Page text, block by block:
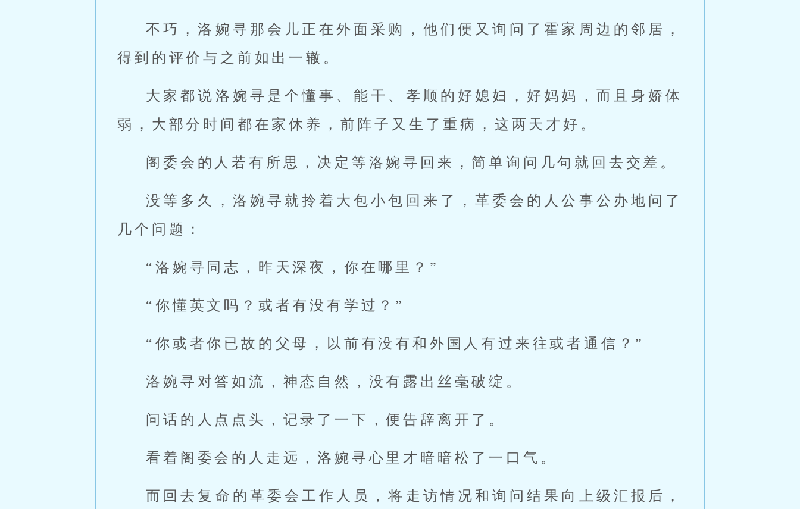
不巧，洛婉寻那会儿正在外面采购，他们便又询问了霍家周边的邻居，
得到的评价与之前如出一辙。
大家都说洛婉寻是个懂事、能干、孝顺的好媳妇，好妈妈，而且身娇体
弱，大部分时间都在家休养，前阵子又生了重病，这两天才好。
阁委会的人若有所思，决定等洛婉寻回来，简单询问几句就回去交差。
没等多久，洛婉寻就拎着大包小包回来了，革委会的人公事公办地问了
几个问题：
“洛婉寻同志，昨天深夜，你在哪里？”
“你懂英文吗？或者有没有学过？”
“你或者你已故的父母，以前有没有和外国人有过来往或者通信？”
洛婉寻对答如流，神态自然，没有露出丝毫破绽。
问话的人点点头，记录了一下，便告辞离开了。
看着阁委会的人走远，洛婉寻心里才暗暗松了一口气。
而回去复命的革委会工作人员，将走访情况和询问结果向上级汇报后，